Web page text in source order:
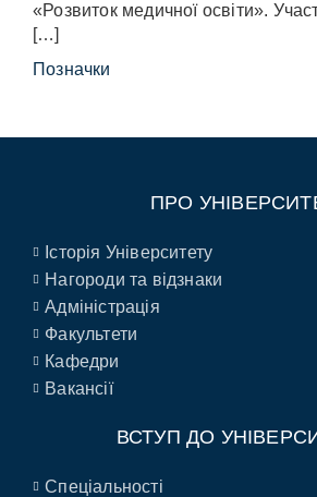
«Розвиток медичної освіти».
[…]
Позначки
ПРО
Історія Університету
Нагороди та відзнаки
Адміністрація
Факультети
Кафедри
Вакансії
ВСТУП ДО
Спеціальності